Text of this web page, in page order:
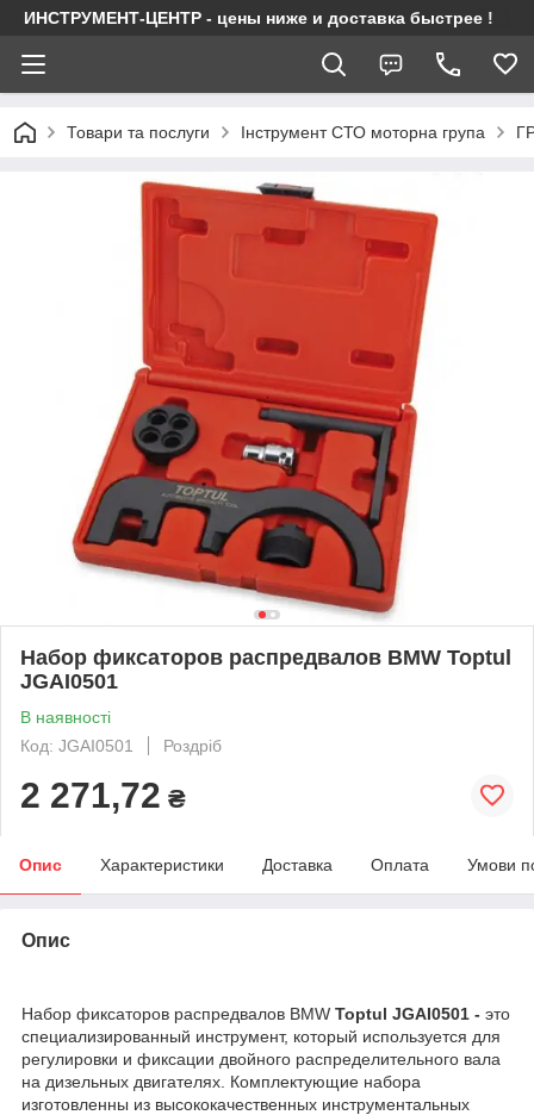
ИНСТРУМЕНТ-ЦЕНТР - цены ниже и доставка быстрее !
Товари та послуги Інструмент СТО моторна група
Набор фиксаторов распредвалов BMW Toptul
JGAI0501
В наявності
Код: JGAI0501
Роздріб
2 271,72 ₴
Опис Характеристики Доставка Оплата Умови
Опис
Набор фиксаторов распредвалов BMW Toptul JGAI0501 - это
специализированный инструмент, который используется для
регулировки и фиксации двойного распределительного вала
на дизельных двигателях. Комплектующие набора
изготовленны из высококачественных инструментальных